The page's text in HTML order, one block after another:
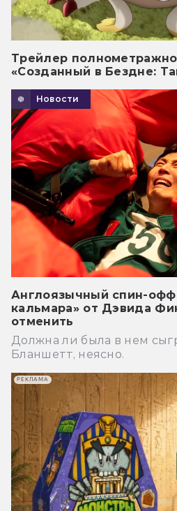
Трейлер
«Созданный в Бездне:
Новости
Англоязычный спин-офф
кальмара» от Дэвида
отменить
Должна ли была в нем
Бланшетт, неясно.
РЕКЛАМА